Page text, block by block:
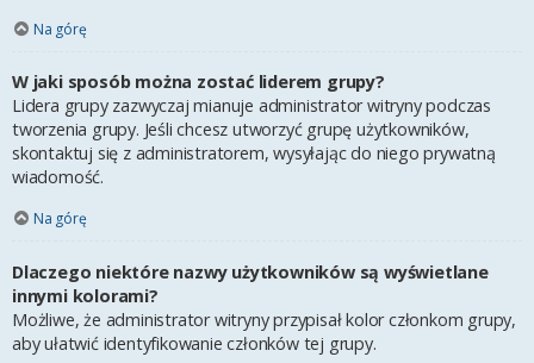
Na górę
W jaki sposób można zostać liderem grupy?
Lidera grupy zazwyczaj mianuje administrator witryny podczas
tworzenia grupy. Jeśli chcesz utworzyć grupę użytkowników,
skontaktuj się z administratorem, wysyłając do niego prywatną
wiadomość.
Na górę
Dlaczego niektóre nazwy użytkowników są wyświetlane
innymi kolorami?
Możliwe, że administrator witryny przypisał kolor członkom grupy,
aby ułatwić identyfikowanie członków tej grupy.